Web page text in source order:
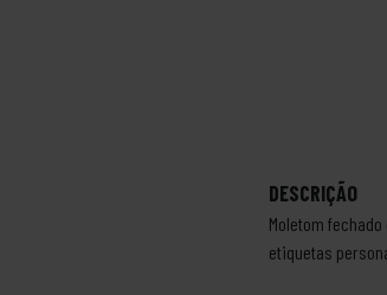
DESCRIÇÃO
Moletom
etiquetas